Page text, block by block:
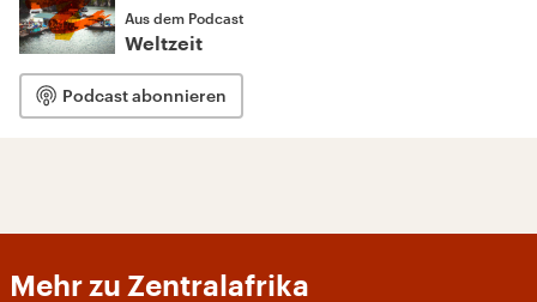
Aus dem Podcast
Weltzeit
Podcast abonnieren
Mehr zu Zentralafrika